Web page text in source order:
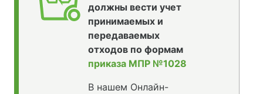
должны вести учет
принимаемых и
передаваемых
отходов по формам
приказа МПР №1028
В нашем Онлайн-